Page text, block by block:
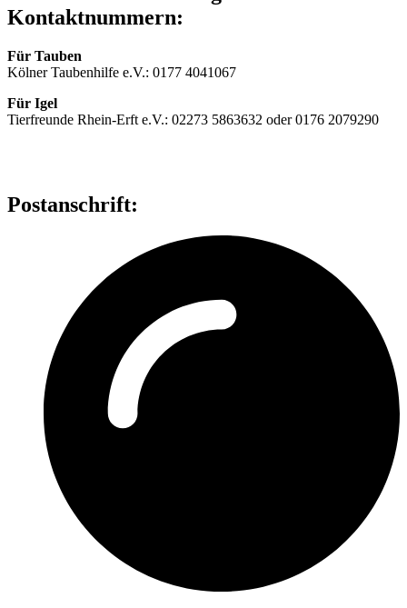
Kontaktnummern:
Für Tauben
Kölner Taubenhilfe e.V.: 0177 4041067
Für Igel
Tierfreunde Rhein-Erft e.V.: 02273 5863632 oder 0176 2079290
Postanschrift: